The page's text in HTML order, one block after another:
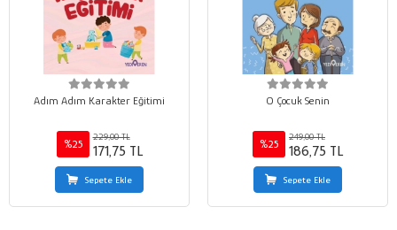
Adım Adım Karakter Eğitimi
%25
229,00 TL
171,75 TL
Sepete Ekle
O Çocuk Senin
%25
249,00 TL
186,75 TL
Sepete Ekle